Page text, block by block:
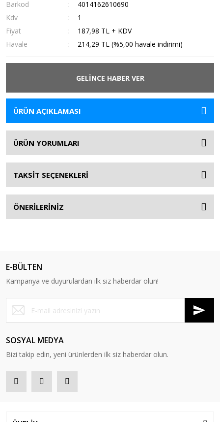
Barkod
4014162610690
Kdv
1
Fiyat
187,98 TL + KDV
Havale
214,29 TL (%5,00 havale indirimi)
GELİNCE HABER VER
ÜRÜN AÇIKLAMASI
ÜRÜN YORUMLARI
TAKSİT SEÇENEKLERİ
ÖNERİLERİNİZ
E-BÜLTEN
Kampanya ve duyurulardan ilk siz haberdar olun!
SOSYAL MEDYA
Bizi takip edin, yeni ürünlerden ilk siz haberdar olun.